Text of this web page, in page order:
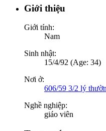
Giới thiệu
Giới tính:
Nam
Sinh nhật:
15/4/92 (Age: 34)
Nơi ở:
606/59 3/2 lý
Nghề nghiệp:
giáo viên